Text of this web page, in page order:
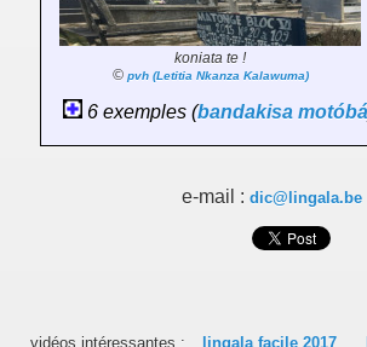
koniata te !
© pvh (Letitia Nkanza Kalawuma)
6 exemples (bandakisa motóbá
e-mail : dic@lingala.be
vidéos intéressantes : lingala facile 2017